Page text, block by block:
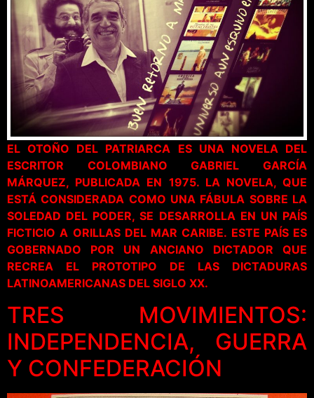
EL OTOÑO DEL PATRIARCA ES UNA NOVELA DEL
ESCRITOR COLOMBIANO GABRIEL GARCÍA
MÁRQUEZ, PUBLICADA EN 1975. LA NOVELA, QUE
ESTÁ CONSIDERADA COMO UNA FÁBULA SOBRE LA
SOLEDAD DEL PODER, SE DESARROLLA EN UN PAÍS
FICTICIO A ORILLAS DEL MAR CARIBE. ESTE PAÍS ES
GOBERNADO POR UN ANCIANO DICTADOR QUE
RECREA EL PROTOTIPO DE LAS DICTADURAS
LATINOAMERICANAS DEL SIGLO XX.
TRES MOVIMIENTOS:
INDEPENDENCIA, GUERRA
Y CONFEDERACIÓN